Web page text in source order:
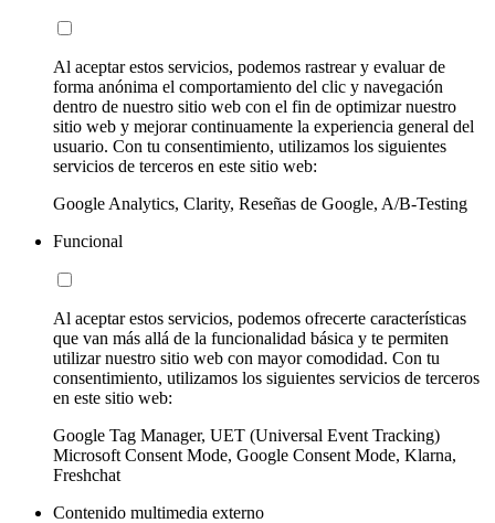
Al aceptar estos servicios, podemos rastrear y evaluar de
forma anónima el comportamiento del clic y navegación
dentro de nuestro sitio web con el fin de optimizar nuestro
sitio web y mejorar continuamente la experiencia general del
usuario. Con tu consentimiento, utilizamos los siguientes
servicios de terceros en este sitio web:
Google Analytics, Clarity, Reseñas de Google, A/B-Testing
Funcional
Al aceptar estos servicios, podemos ofrecerte características
que van más allá de la funcionalidad básica y te permiten
utilizar nuestro sitio web con mayor comodidad. Con tu
consentimiento, utilizamos los siguientes servicios de terceros
en este sitio web:
Google Tag Manager, UET (Universal Event Tracking)
Microsoft Consent Mode, Google Consent Mode, Klarna,
Freshchat
Contenido multimedia externo